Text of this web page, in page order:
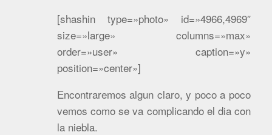
[shashin type=»photo» id=»4966,4969″
size=»large» columns=»max»
order=»user» caption=»y»
position=»center»]
Encontraremos algun claro, y poco a poco
vemos como se va complicando el dia con
la niebla.